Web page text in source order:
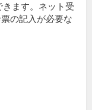
ます。ネット受
の記入が必要な